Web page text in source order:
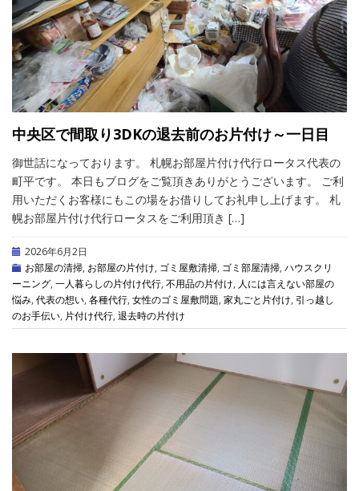
中央区で間取り3DKの退去前のお片付け～一日目
御世話になっております。 札幌お部屋片付け代行ロータス代表の
町平です。 本日もブログをご覧頂きありがとうございます。 ご利
用いただくお客様にもこの場をお借りしてお礼申し上げます。 札
幌お部屋片付け代行ロータスをご利用頂き […]
2026年6月2日
お部屋の清掃, お部屋の片付け, ゴミ屋敷清掃, ゴミ部屋清掃, ハウスクリ
ーニング, 一人暮らしの片付け代行, 不用品の片付け, 人には言えない部屋の
悩み, 代表の想い, 各種代行, 女性のゴミ屋敷問題, 家丸ごと片付け, 引っ越し
のお手伝い, 片付け代行, 退去時の片付け